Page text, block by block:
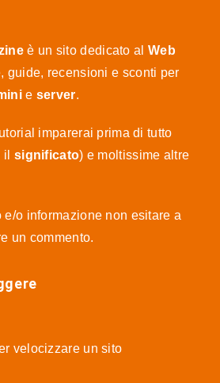
è un sito dedicato al Web
guide, recensioni e sconti per
e server.
imparerai prima di tutto
il significato) e moltissime altre
o informazione non esitare a
un commento.
velocizzare un sito